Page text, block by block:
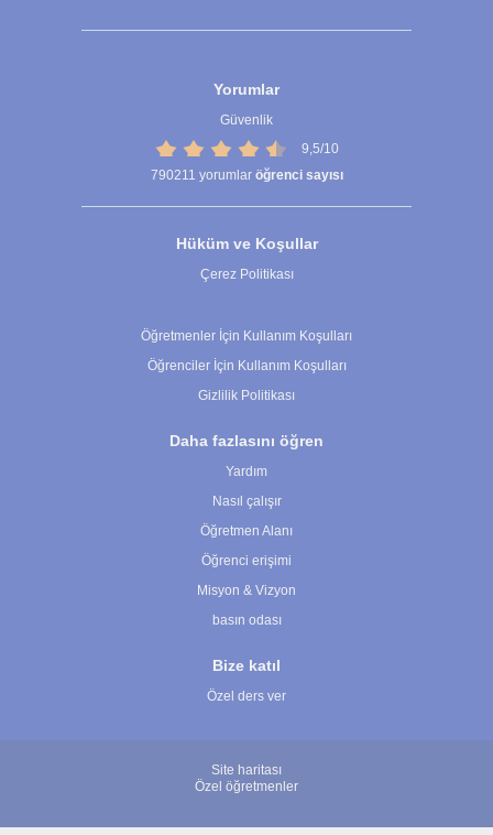
Yorumlar
Güvenlik
9,5/10
790211 yorumlar öğrenci sayısı
Hüküm ve Koşullar
Çerez Politikası
Öğretmenler İçin Kullanım Koşulları
Öğrenciler İçin Kullanım Koşulları
Gizlilik Politikası
Daha fazlasını öğren
Yardım
Nasıl çalışır
Öğretmen Alanı
Öğrenci erişimi
Misyon & Vizyon
basın odası
Bize katıl
Özel ders ver
Site haritası
Özel öğretmenler